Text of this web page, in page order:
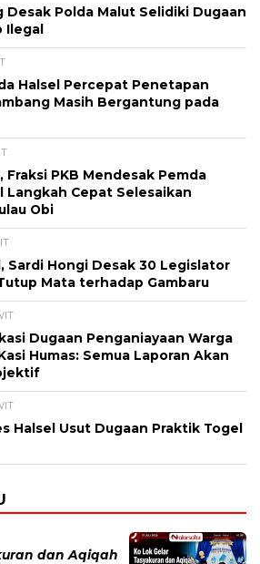
Desak Polda Malut Selidiki Dugaan
Ilegal
Halsel Percepat Penetapan
Masih Bergantung pada
Fraksi PKB Mendesak Pemda
Langkah Cepat Selesaikan
Obi
Sardi Hongi Desak 30 Legislator
Mata terhadap Gambaru
Dugaan Penganiayaan Warga
Humas: Semua Laporan Akan
Halsel Usut Dugaan Praktik Togel
dan Aqiqah